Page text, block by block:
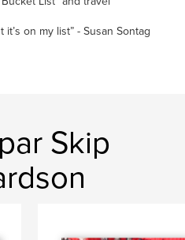
on my list” - Susan Sontag
Skip